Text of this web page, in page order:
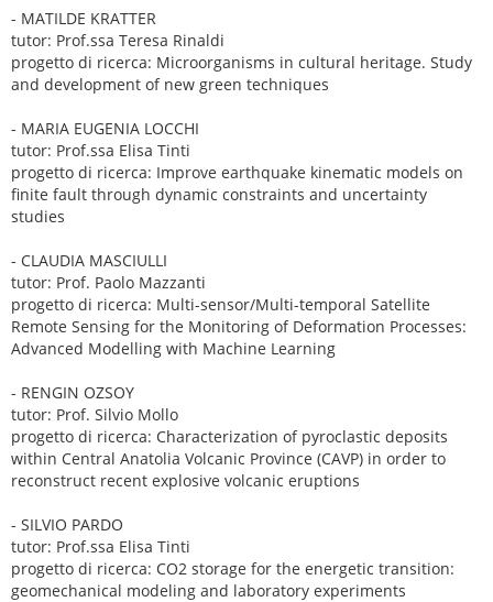
- MATILDE KRATTER
tutor: Prof.ssa Teresa Rinaldi
progetto di ricerca: Microorganisms in cultural heritage. Study
and development of new green techniques
- MARIA EUGENIA LOCCHI
tutor: Prof.ssa Elisa Tinti
progetto di ricerca: Improve earthquake kinematic models on
finite fault through dynamic constraints and uncertainty
studies
- CLAUDIA MASCIULLI
tutor: Prof. Paolo Mazzanti
progetto di ricerca: Multi-sensor/Multi-temporal Satellite
Remote Sensing for the Monitoring of Deformation Processes:
Advanced Modelling with Machine Learning
- RENGIN OZSOY
tutor: Prof. Silvio Mollo
progetto di ricerca: Characterization of pyroclastic deposits
within Central Anatolia Volcanic Province (CAVP) in order to
reconstruct recent explosive volcanic eruptions
- SILVIO PARDO
tutor: Prof.ssa Elisa Tinti
progetto di ricerca: CO2 storage for the energetic transition:
geomechanical modeling and laboratory experiments